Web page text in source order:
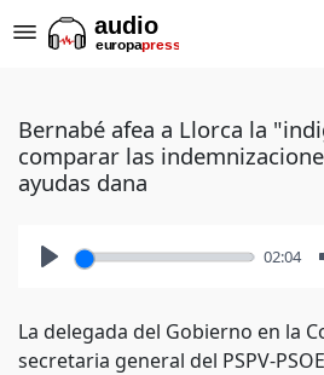
Bernabé afea a Llorca la
comparar las
ayudas dana
02:04
La delegada del Gobierno en la
secretaria general del PSPV-